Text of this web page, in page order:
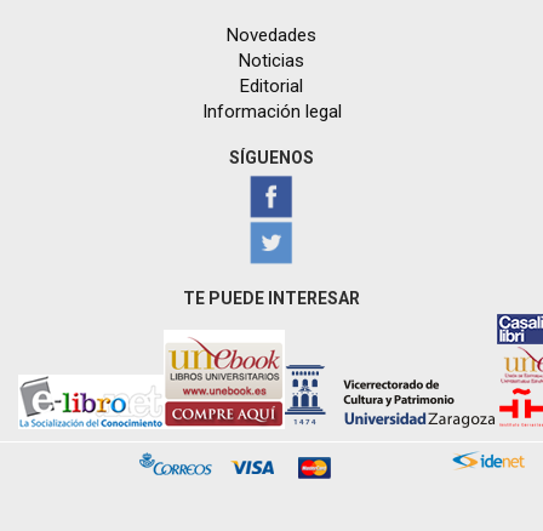
Novedades
Noticias
Editorial
Información legal
SÍGUENOS
TE PUEDE INTERESAR